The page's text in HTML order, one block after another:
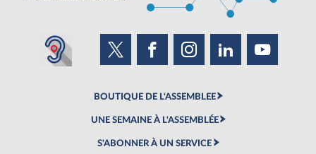
BOUTIQUE DE L'ASSEMBLEE
UNE SEMAINE À L'ASSEMBLÉE
S'ABONNER À UN SERVICE